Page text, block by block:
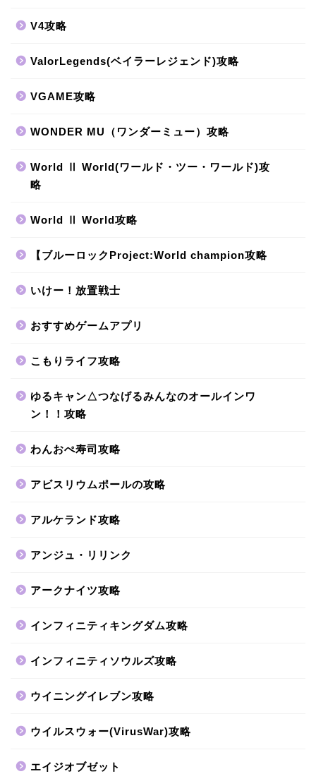
V4攻略
ValorLegends(ベイラーレジェンド)攻略
VGAME攻略
WONDER MU（ワンダーミュー）攻略
World Ⅱ World(ワールド・ツー・ワールド)攻
略
World Ⅱ World攻略
【ブルーロックProject:World champion攻略
いけー！放置戦士
おすすめゲームアプリ
こもりライフ攻略
ゆるキャン△つなげるみんなのオールインワ
ン！！攻略
わんおぺ寿司攻略
アビスリウムポールの攻略
アルケランド攻略
アンジュ・リリンク
アークナイツ攻略
インフィニティキングダム攻略
インフィニティソウルズ攻略
ウイニングイレブン攻略
ウイルスウォー(VirusWar)攻略
エイジオブゼット